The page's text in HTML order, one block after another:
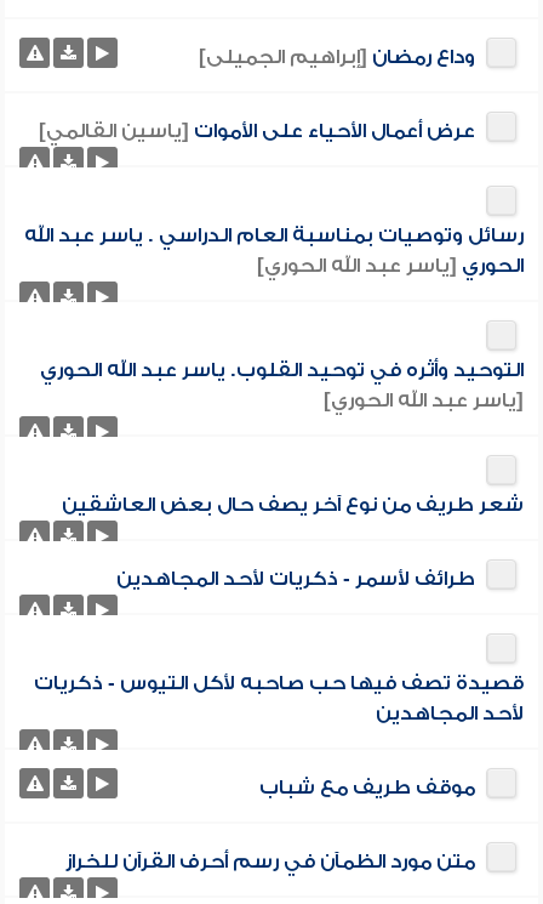
وداع رمضان [إبراهيم الجميلى]
عرض أعمال الأحياء على الأموات [ياسين القالمي]
رسائل وتوصيات بمناسبة العام الدراسي . ياسر عبد الله
الحوري [ياسر عبد الله الحوري]
التوحيد وأثره في توحيد القلوب. ياسر عبد الله الحوري
[ياسر عبد الله الحوري]
شعر طريف من نوع آخر يصف حال بعض العاشقين
طرائف لأسمر - ذكريات لأحد المجاهدين
قصيدة تصف فيها حب صاحبه لأكل التيوس - ذكريات
لأحد المجاهدين
موقف طريف مع شباب
متن مورد الظمآن في رسم أحرف القرآن للخراز